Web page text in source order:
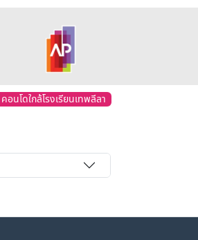
คอนโดใกล้โรงเรียนเทพลีลา